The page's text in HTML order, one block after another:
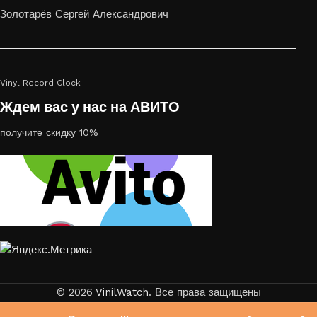
Золотарёв Сергей Александрович
Vinyl Record Clock
Ждем вас у нас на АВИТО
получите скидку 10%
© 2026 VinilWatch. Все права защищены